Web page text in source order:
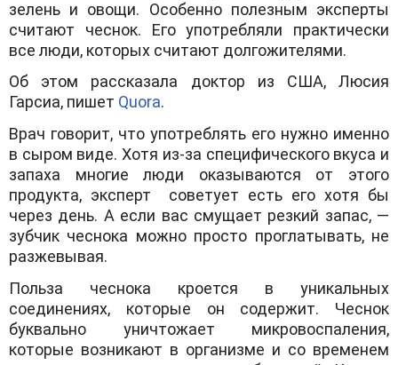
зелень и овощи. Особенно полезным эксперты
считают чеснок. Его употребляли практически
все люди, которых считают долгожителями.
Об этом рассказала доктор из США, Люсия
Гарсиа, пишет Quora.
Врач говорит, что употреблять его нужно именно
в сыром виде. Хотя из-за специфического вкуса и
запаха многие люди оказываются от этого
продукта, эксперт советует есть его хотя бы
через день. А если вас смущает резкий запас, —
зубчик чеснока можно просто проглатывать, не
разжевывая.
Польза чеснока кроется в уникальных
соединениях, которые он содержит. Чеснок
буквально уничтожает микровоспаления,
которые возникают в организме и со временем